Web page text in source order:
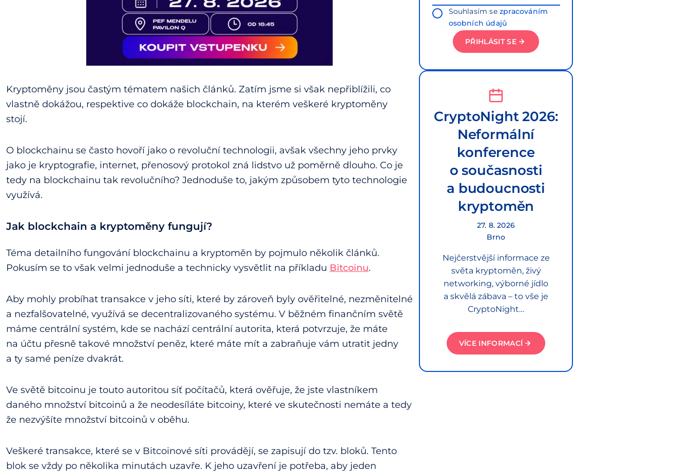
Kryptoměny jsou častým tématem našich článků. Zatím jsme si však nepřiblížili, co
vlastně dokážou, respektive co dokáže blockchain, na kterém veškeré kryptoměny
stojí.
O blockchainu se často hovoří jako o revoluční technologii, avšak všechny jeho prvky
jako je kryptografie, internet, přenosový protokol zná lidstvo už poměrně dlouho. Co je
tedy na blockchainu tak revolučního? Jednoduše to, jakým způsobem tyto technologie
využívá.
Jak blockchain a kryptoměny fungují?
Téma detailního fungování blockchainu a kryptoměn by pojmulo několik článků.
Pokusím se to však velmi jednoduše a technicky vysvětlit na příkladu Bitcoinu.
Aby mohly probíhat transakce v jeho síti, které by zároveň byly ověřitelné, nezměnitelné
a nezfalšovatelné, využívá se decentralizovaného systému. V běžném finančním světě
máme centrální systém, kde se nachází centrální autorita, která potvrzuje, že máte
na účtu přesně takové množství peněz, které máte mít a zabraňuje vám utratit jedny
a ty samé peníze dvakrát.
Ve světě bitcoinu je touto autoritou síť počítačů, která ověřuje, že jste vlastníkem
daného množství bitcoinů a že neodesíláte bitcoiny, které ve skutečnosti nemáte a tedy
že nezvýšíte množství bitcoinů v oběhu.
Veškeré transakce, které se v Bitcoinové síti provádějí, se zapisují do tzv. bloků. Tento
blok se vždy po několika minutách uzavře. K jeho uzavření je potřeba, aby jeden
Souhlasím sezpracováním
osobních údajů
PŘIHLÁSIT SE
CryptoNight 2026:
Neformální
konference
o současnosti
a budoucnosti
kryptoměn
27. 8. 2026
Brno
Nejčerstvější informace ze
světa kryptoměn, živý
networking, výborné jídlo
a skvělá zábava – to vše je
CryptoNight…
VÍCE INFORMACÍ